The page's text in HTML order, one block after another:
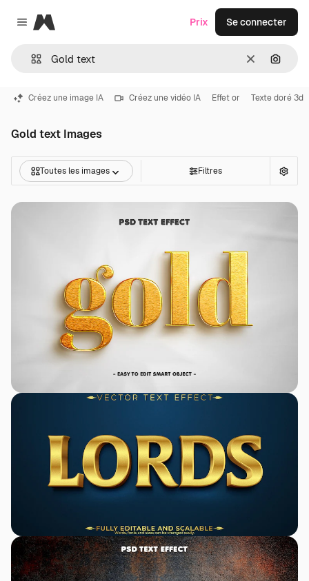
Close menu
Magnific
Effacer
Prix Se connecter
Créez une image IA Créez une vidéo IA Effet or Texte doré 3d
Gold text Images
Toutes les images Filtres